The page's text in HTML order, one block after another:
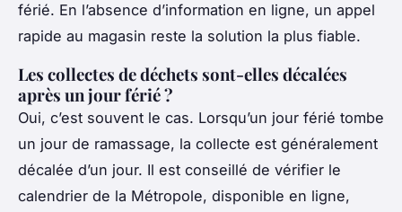
férié. En l’absence d’information en ligne, un appel
rapide au magasin reste la solution la plus fiable.
Les collectes de déchets sont-elles décalées
après un jour férié ?
Oui, c’est souvent le cas. Lorsqu’un jour férié tombe
un jour de ramassage, la collecte est généralement
décalée d’un jour. Il est conseillé de vérifier le
calendrier de la Métropole, disponible en ligne,